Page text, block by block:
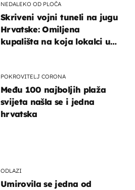
ODLAZI
Umirovila se jedna od
NEDALEKO OD PLOČA
Skriveni vojni tuneli na jugu
Hrvatske: Omiljena
kupališta na koja lokalci u
POKROVITELJ CORONA
Među 100 najboljih plaža
svijeta našla se i jedna
hrvatska